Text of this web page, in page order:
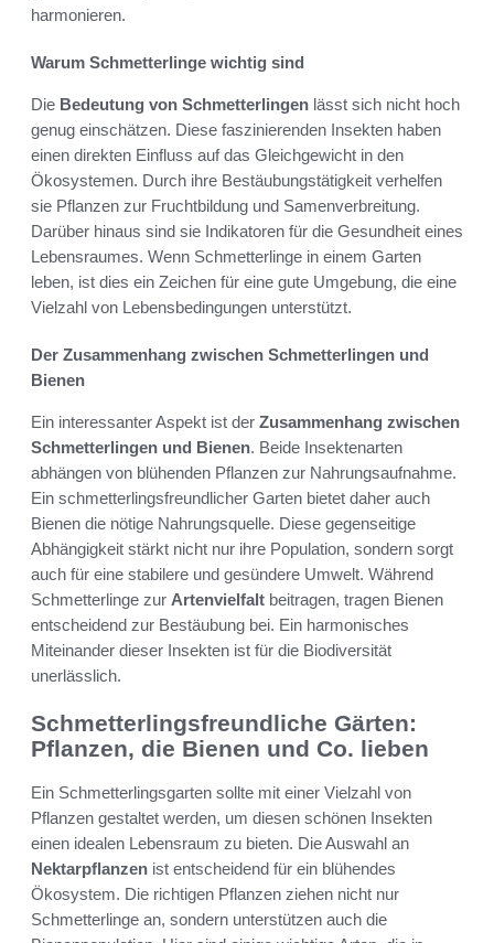
harmonieren.
Warum Schmetterlinge wichtig sind
Die Bedeutung von Schmetterlingen lässt sich nicht hoch
genug einschätzen. Diese faszinierenden Insekten haben
einen direkten Einfluss auf das Gleichgewicht in den
Ökosystemen. Durch ihre Bestäubungstätigkeit verhelfen
sie Pflanzen zur Fruchtbildung und Samenverbreitung.
Darüber hinaus sind sie Indikatoren für die Gesundheit eines
Lebensraumes. Wenn Schmetterlinge in einem Garten
leben, ist dies ein Zeichen für eine gute Umgebung, die eine
Vielzahl von Lebensbedingungen unterstützt.
Der Zusammenhang zwischen Schmetterlingen und
Bienen
Ein interessanter Aspekt ist der Zusammenhang zwischen
Schmetterlingen und Bienen. Beide Insektenarten
abhängen von blühenden Pflanzen zur Nahrungsaufnahme.
Ein schmetterlingsfreundlicher Garten bietet daher auch
Bienen die nötige Nahrungsquelle. Diese gegenseitige
Abhängigkeit stärkt nicht nur ihre Population, sondern sorgt
auch für eine stabilere und gesündere Umwelt. Während
Schmetterlinge zur Artenvielfalt beitragen, tragen Bienen
entscheidend zur Bestäubung bei. Ein harmonisches
Miteinander dieser Insekten ist für die Biodiversität
unerlässlich.
Schmetterlingsfreundliche Gärten:
Pflanzen, die Bienen und Co. lieben
Ein Schmetterlingsgarten sollte mit einer Vielzahl von
Pflanzen gestaltet werden, um diesen schönen Insekten
einen idealen Lebensraum zu bieten. Die Auswahl an
Nektarpflanzen ist entscheidend für ein blühendes
Ökosystem. Die richtigen Pflanzen ziehen nicht nur
Schmetterlinge an, sondern unterstützen auch die